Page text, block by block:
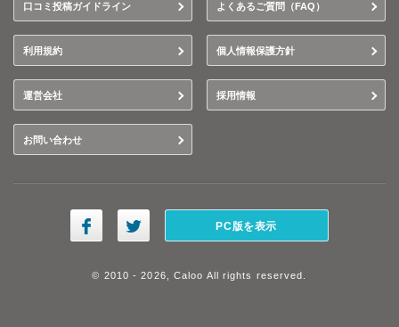
口コミ投稿ガイドライン よくあるご質問（FAQ）
利用規約 個人情報保護方針
運営会社 採用情報
お問い合わせ
PC版を表示
© 2010 - 2026, Caloo All rights reserved.